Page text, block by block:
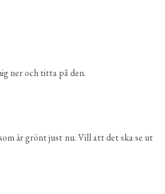
ner och titta på den.
är grönt just nu. Vill att det ska se ut